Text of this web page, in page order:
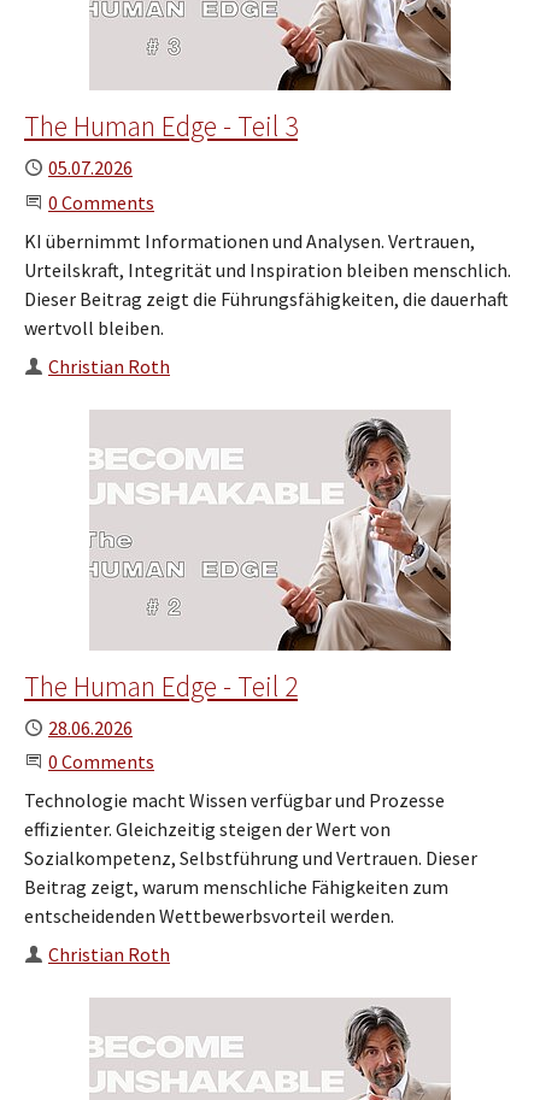
The Human Edge - Teil 3
Published
05.07.2026
Start the Conversation
0 Comments
KI übernimmt Informationen und Analysen. Vertrauen,
Urteilskraft, Integrität und Inspiration bleiben menschlich.
Dieser Beitrag zeigt die Führungsfähigkeiten, die dauerhaft
wertvoll bleiben.
Author
Christian Roth
The Human Edge - Teil 2
Published
28.06.2026
Start the Conversation
0 Comments
Technologie macht Wissen verfügbar und Prozesse
effizienter. Gleichzeitig steigen der Wert von
Sozialkompetenz, Selbstführung und Vertrauen. Dieser
Beitrag zeigt, warum menschliche Fähigkeiten zum
entscheidenden Wettbewerbsvorteil werden.
Author
Christian Roth